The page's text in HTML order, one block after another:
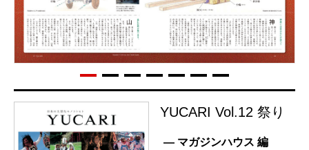
YUCARI Vol.12 祭り
— マガジンハウス 編